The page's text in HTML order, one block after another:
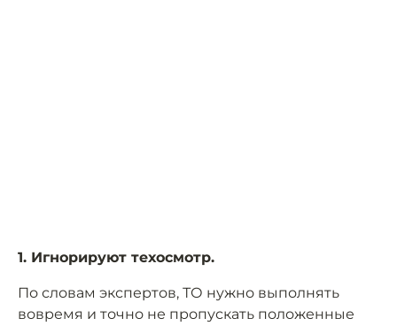
1. Игнорируют техосмотр.
По словам экспертов, ТО нужно выполнять
вовремя и точно не пропускать положенные